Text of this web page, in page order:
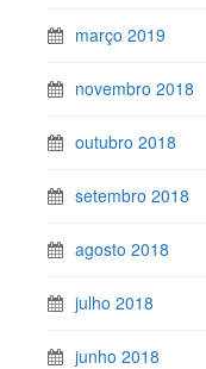
março 2019
novembro 2018
outubro 2018
setembro 2018
agosto 2018
julho 2018
junho 2018